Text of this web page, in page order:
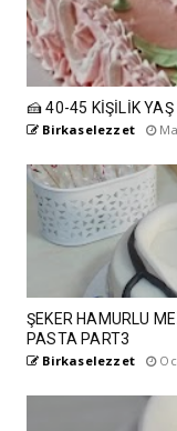
🍰 40-45 KİŞİLİK
Birkaselezzet
ŞEKER HAMURLU
PASTA PART3
Birkaselezzet